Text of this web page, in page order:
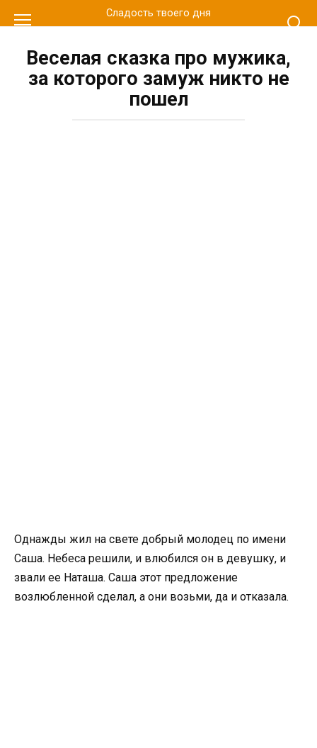
к
Сладость твоего дня
Веселая сказка про мужика,
за которого замуж никто не
пошел
Однажды жил на свете добрый молодец по имени
Саша. Небеса решили, и влюбился он в девушку, и
звали ее Наташа. Саша этот предложение
возлюбленной сделал, а они возьми, да и отказала.